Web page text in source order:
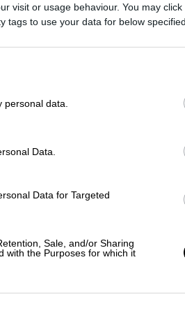
visit or usage behaviour. You may
tags to use your data for below
data.
Data.
Data for Targeted
Sale, and/or Sharing
with the Purposes for which it
18:40
Η αιματηρή
στη νέα εποχή
για την είσοδο στη
των Δίδυμων